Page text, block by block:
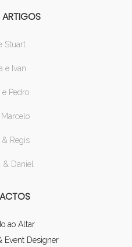
Stuart
e Ivan
e Pedro
Marcelo
& Regis
& Daniel
ao Altar
Event Designer